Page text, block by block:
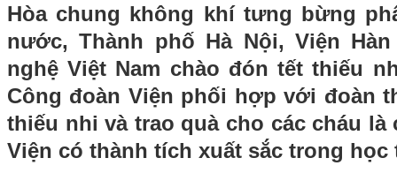
Hòa chung không khí tưng bừng
nước, Thành phố Hà Nội, Viện
nghệ Việt Nam chào đón tết thiếu
Công đoàn Viện phối hợp với đoàn
thiếu nhi và trao quà cho các cháu
Viện có thành tích xuất sắc trong học